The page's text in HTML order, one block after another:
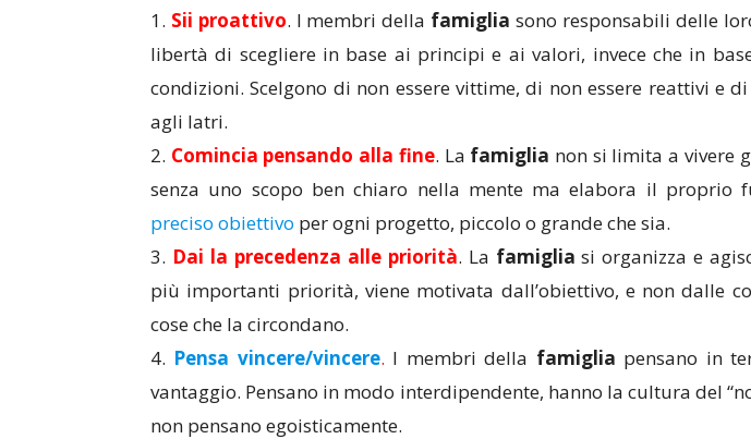
1. Sii proattivo. I membri della famigliasono responsabili delle
libertà di scegliere in base ai principi e ai valori, invece che in
condizioni. Scelgono di non essere vittime, di non essere reattivi e
agli latri.
2. Comincia pensando alla fine. La famiglia non si limita a vivere
senza uno scopo ben chiaro nella mente ma elabora il proprio
preciso obiettivo per ogni progetto, piccolo o grande che sia.
3. Dai la precedenza alle priorità. La famigliasi organizza e
più importanti priorità, viene motivata dall’obiettivo, e non dalle
cose che la circondano.
4. Pensa vincere/vincere. I membri della famiglia pensano in
vantaggio. Pensano in modo interdipendente, hanno la cultura del
non pensano egoisticamente.